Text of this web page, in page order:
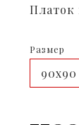
Платок
Размер